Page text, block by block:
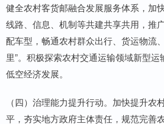
健全农村客货邮融合发展服务体系，加
线路、信息、机制等共建共享共用，推
配车型，畅通农村群众出行、货运物流
里”。积极探索农村交通运输领域新型
低空经济发展。
（四）治理能力提升行动。加快提升农
平，夯实地方政府主体责任，规范完善